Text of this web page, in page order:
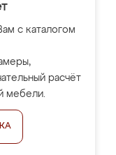
с каталогом
расчёт
мебели.